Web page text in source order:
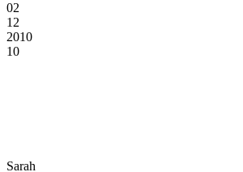
02
12
2010
10
Sarah